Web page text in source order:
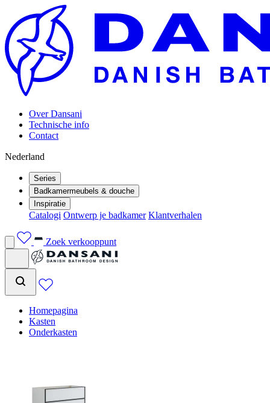
Over Dansani
Technische info
Contact
Nederland
Series
Badkamermeubels & douche
Inspiratie
Catalogi Ontwerp je badkamer Klantverhalen
Zoek verkooppunt
Homepagina
Kasten
Onderkasten